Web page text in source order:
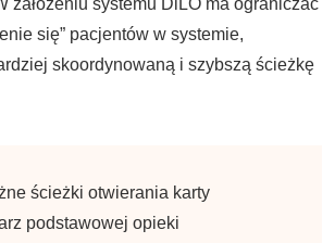
założeniu systemu DiLO ma ograniczać
się” pacjentów w systemie,
skoordynowaną i szybszą ścieżkę
ścieżki otwierania karty
podstawowej opieki